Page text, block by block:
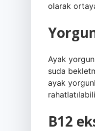
olarak
Ayak
suda
ayak
B12